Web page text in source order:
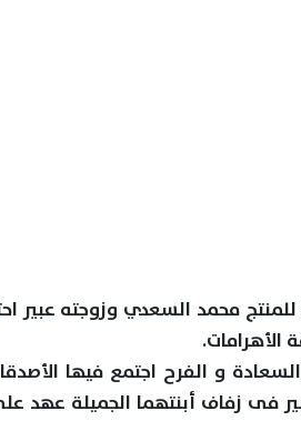
محمد السعدي وزوجته عبير
و الفرح اجتمع فيها
فى زفاف أبنتهما الجميلة عهد